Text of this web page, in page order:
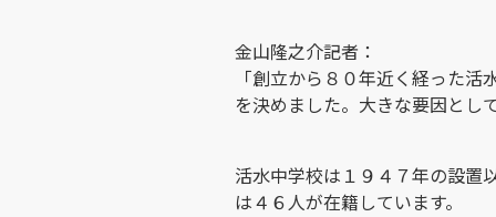
金山隆之介記者：
「創立から８０年近く経った
を決めました。大きな要因とし
活水中学校は１９４７年の設置
は４６人が在籍しています。